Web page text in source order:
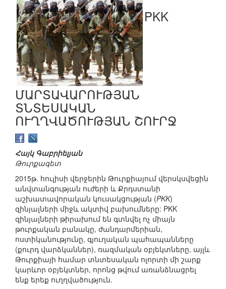
PKK
ՄԱՐՏԱՎԱՐՈՒԹՅԱՆ
ՏՆՏԵՍԱԿԱՆ
ՈՒՂՂՎԱԾՈՒԹՅԱՆ ՇՈՒՐՋ
Հայկ Գաբրիելյան
Թուրքագետ
2015թ. հուլիսի վերջերին Թուրքիայում վերսկսվեցին
անվտանգության ուժերի և Քրդստանի
աշխատավորական կուսակցության (PKK)
զինյալների միջև ակտիվ բախումները: PKK
զինյալների թիրախում են գտնվել ոչ միայն
թուրքական բանակը, ժանդարմերիան,
ոստիկանությունը, գյուղական պահապանները
(քուրդ վարձկաններ), ռազմական օբյեկտները, այլև
Թուրքիայի համար տնտեսական ոլորտի մի շարք
կարևոր օբյեկտներ, որոնց թվում առանձնացրել
ենք երեք ուղղվածություն.